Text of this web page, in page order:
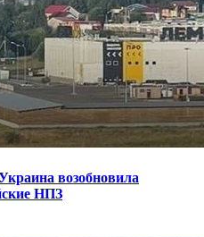
возобновила
НПЗ